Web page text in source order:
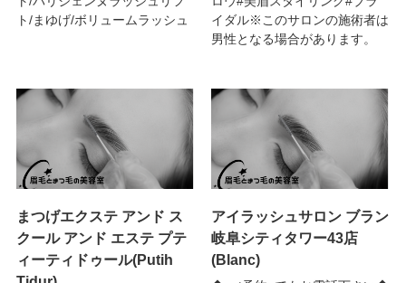
ト/まゆげ/ボリュームラッシュ
イダル※このサロンの施術者は
男性となる場合があります。
まつげエクステ アンド ス
クール アンド エステ プテ
ィーティドゥール(Putih
アイラッシュサロン ブラン
岐阜シティタワー43店
(Blanc)